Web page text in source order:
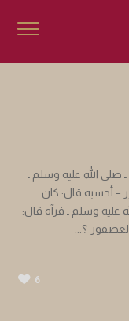
الله عليه وسلم ـ
– أحسبه قال: كان
عليه وسلم ـ فرآه قال:
؟...
6